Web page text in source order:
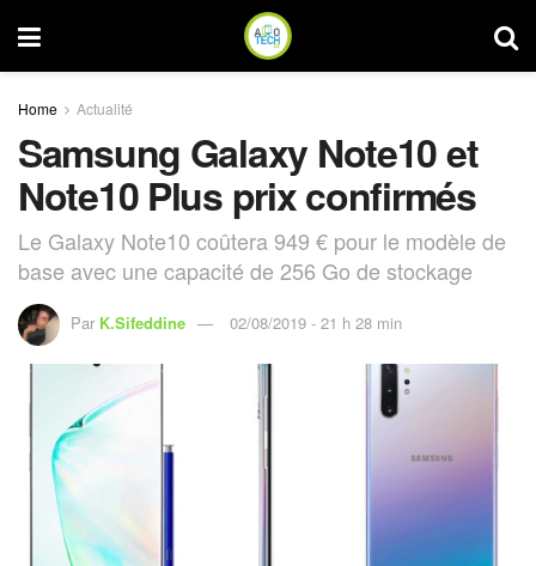
Home Actualité
Samsung Galaxy Note10 et
Note10 Plus prix confirmés
Le Galaxy Note10 coûtera 949 € pour le modèle de
base avec une capacité de 256 Go de stockage
Par K.Sifeddine 02/08/2019 - 21 h 28 min